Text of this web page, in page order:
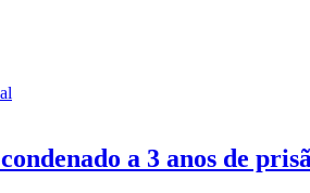
a 3 anos de